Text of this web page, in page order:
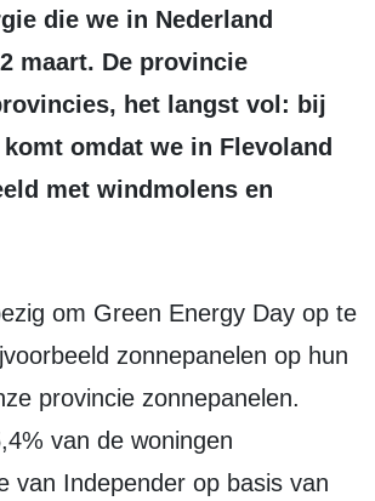
maart. De provincie
het langst vol: bij
omdat we in Flevoland
met windmolens en
zonnepanelen op hun
provincie zonnepanelen.
van de woningen
van Independer op basis van